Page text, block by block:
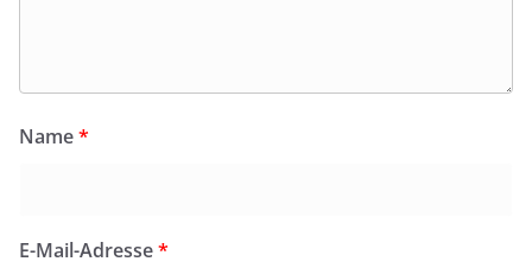
Name*
E-Mail-Adresse*